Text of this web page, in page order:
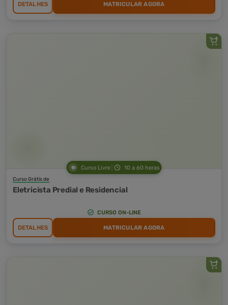
DETALHES MATRICULAR AGORA
Curso Livre 10 a 60 horas
Curso Grátis de
Eletricista Predial e Residencial
CURSO ON-LINE
DETALHES MATRICULAR AGORA